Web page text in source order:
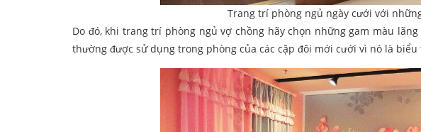
Trang trí phòng ngủ ngày cưới với
Do đó, khi trang trí phòng ngủ vợ chồng hãy chọn những gam màu
thường được sử dụng trong phòng của các cặp đôi mới cưới vì nó là